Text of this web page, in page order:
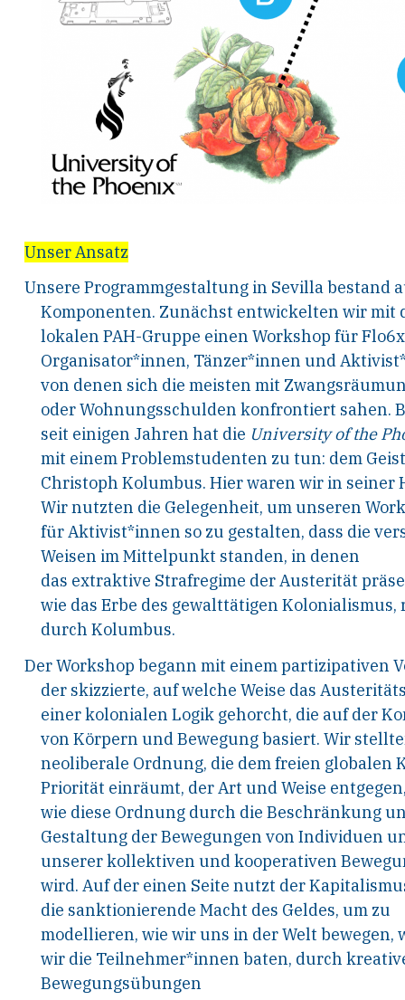
Unser Ansatz
Unsere Programmgestaltung in Sevilla bestand
Komponenten. Zunächst entwickelten wir mit
lokalen PAH-Gruppe einen Workshop für
Organisator*innen, Tänzer*innen und
von denen sich die meisten mit
oder Wohnungsschulden konfrontiert sahen.
seit einigen Jahren hat die University of the
mit einem Problemstudenten zu tun: dem
Christoph Kolumbus. Hier waren wir in seiner
Wir nutzten die Gelegenheit, um unseren
für Aktivist*innen so zu gestalten, dass die
Weisen im Mittelpunkt standen, in denen
das extraktive Strafregime der Austerität
wie das Erbe des gewalttätigen
durch Kolumbus.
Der Workshop begann mit einem partizipativen
der skizzierte, auf welche Weise das
einer kolonialen Logik gehorcht, die auf der
von Körpern und Bewegung basiert. Wir
neoliberale Ordnung, die dem freien globalen
Priorität einräumt, der Art und Weise
wie diese Ordnung durch die Beschränkung
Gestaltung der Bewegungen von Individuen
unserer kollektiven und kooperativen
wird. Auf der einen Seite nutzt der
die sanktionierende Macht des Geldes, um zu
modellieren, wie wir uns in der Welt bewegen,
wir die Teilnehmer*innen baten, durch
Bewegungsübungen